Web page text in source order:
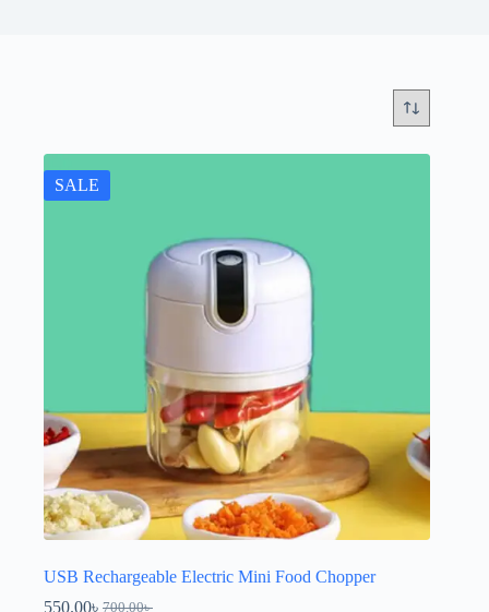
SALE
USB Rechargeable Electric Mini Food Chopper
700.00৳
550.00৳